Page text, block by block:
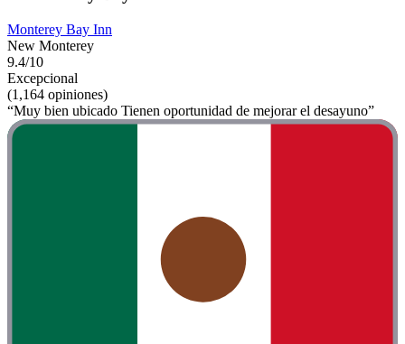
Monterey Bay Inn
New Monterey
9.4/10
Excepcional
(1,164 opiniones)
“Muy bien ubicado Tienen oportunidad de mejorar el desayuno”